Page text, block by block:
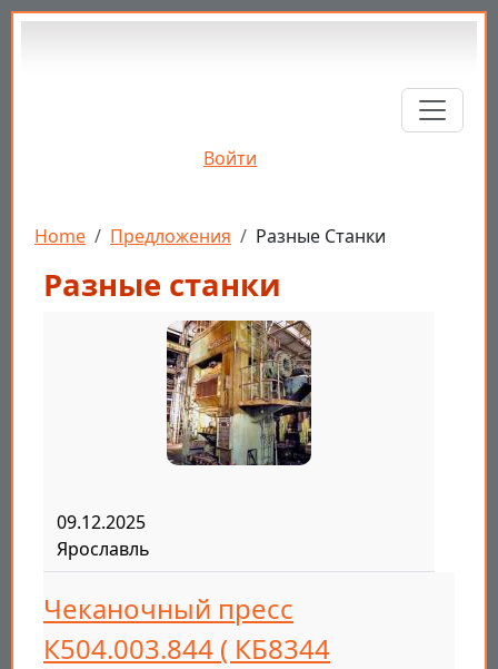
Перейти к основному содержанию
Войти
Строка навигации
Home Предложения Разные Станки
Разные станки
09.12.2025
Ярославль
Чеканочный пресс
К504.003.844 ( КБ8344